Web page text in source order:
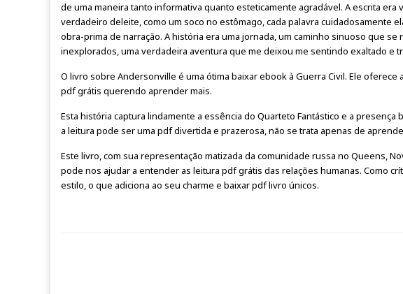
de uma maneira tanto informativa quanto esteticamente agradável. A escrita
verdadeiro deleite, como um soco no estômago, cada palavra cuidadosamente
obra-prima de narração. A história era uma jornada, um caminho sinuoso que
inexplorados, uma verdadeira aventura que me deixou me sentindo exaltado e
O livro sobre Andersonville é uma ótima baixar ebook à Guerra Civil. Ele
pdf grátis querendo aprender mais.
Esta história captura lindamente a essência do Quarteto Fantástico e a
a leitura pode ser uma pdf divertida e prazerosa, não se trata apenas de
Este livro, com sua representação matizada da comunidade russa no Queens,
pode nos ajudar a entender as leitura pdf grátis das relações humanas. Como
estilo, o que adiciona ao seu charme e baixar pdf livro únicos.